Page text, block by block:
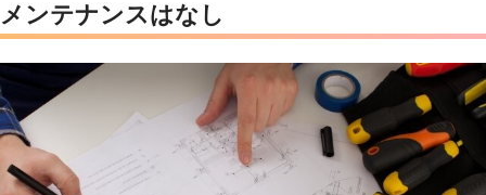
メンテナンスはなし